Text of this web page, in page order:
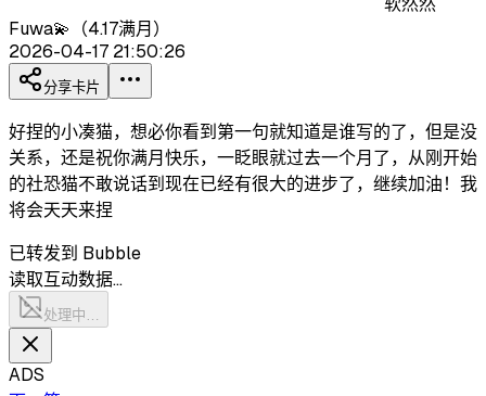
Fuwa💫（4.17满月）
2026-04-17 21:50:26
分享卡片
好捏的小凑猫，想必你看到第一句就知道是谁写的了，但是没
关系，还是祝你满月快乐，一眨眼就过去一个月了，从刚开始
的社恐猫不敢说话到现在已经有很大的进步了，继续加油！我
将会天天来捏
已转发到 Bubble
读取互动数据…
处理中…
ADS